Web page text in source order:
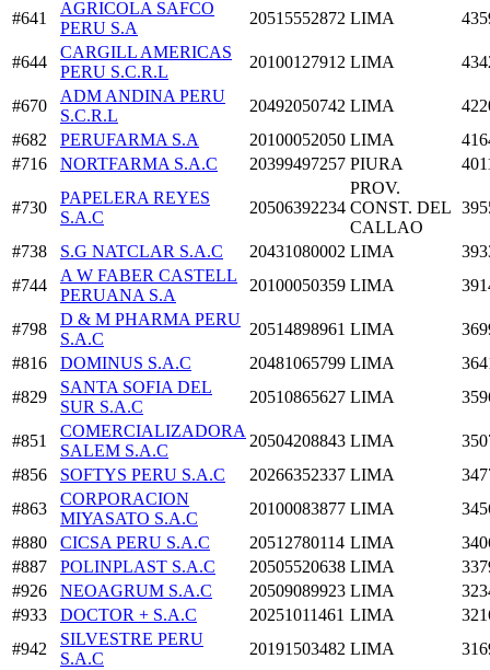
#641
AGRICOLA SAFCO
PERU S.A
20515552872 LIMA
#644
CARGILL AMERICAS
PERU S.C.R.L
20100127912 LIMA
#670
ADM ANDINA PERU
S.C.R.L
20492050742 LIMA
#682
PERUFARMA S.A 20100052050 LIMA
#716
NORTFARMA S.A.C 20399497257 PIURA
#730
PAPELERA REYES
S.A.C
20506392234
PROV.
CONST. DEL
CALLAO
#738 S.G NATCLAR S.A.C 20431080002 LIMA
#744
A W FABER CASTELL
PERUANA S.A
20100050359 LIMA
#798
D & M PHARMA PERU
S.A.C
20514898961 LIMA
#816
DOMINUS S.A.C 20481065799 LIMA
#829
SANTA SOFIA DEL
SUR S.A.C
20510865627 LIMA
#851
COMERCIALIZADORA
SALEM S.A.C
20504208843 LIMA
#856
SOFTYS PERU S.A.C 20266352337 LIMA
#863
CORPORACION
MIYASATO S.A.C
20100083877 LIMA
#880
CICSA PERU S.A.C 20512780114 LIMA
#887
POLINPLAST S.A.C 20505520638 LIMA
#926
NEOAGRUM S.A.C 20509089923 LIMA
#933
DOCTOR + S.A.C 20251011461 LIMA
#942
SILVESTRE PERU
S.A.C
20191503482 LIMA